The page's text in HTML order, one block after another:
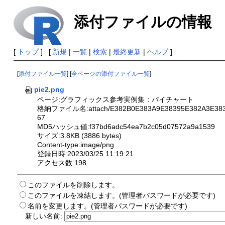
添付ファイルの情報
[ トップ] [ 新規 | 一覧| 検索| 最終更新| ヘルプ]
[添付ファイル一覧 ] [全ページの添付ファイル一覧
pie2.png
ページ:グラフィックス参考実例集：パイチャート
格納ファイル名:attach/
67
MD5ハッシュ値:f37bd6adc54ea7b2c05d07572a9a1539
サイズ:3.8KB (3886 bytes)
Content-type:image/png
登録日時:2023/03/25 11:19:21
アクセス数:198
このファイルを削除します。
このファイルを凍結します。(管理者パスワードが必要です)
名前を変更します。(管理者パスワードが必要です)
新しい名前: